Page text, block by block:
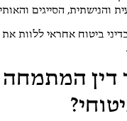
והנישתית, הסייגים
ביטוח אחראי ללוות
דין המתמחה